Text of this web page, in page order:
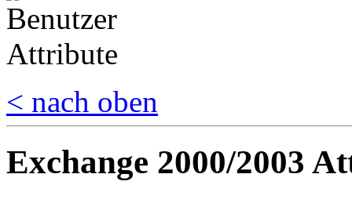
< nach oben
Exchange 2000/2003